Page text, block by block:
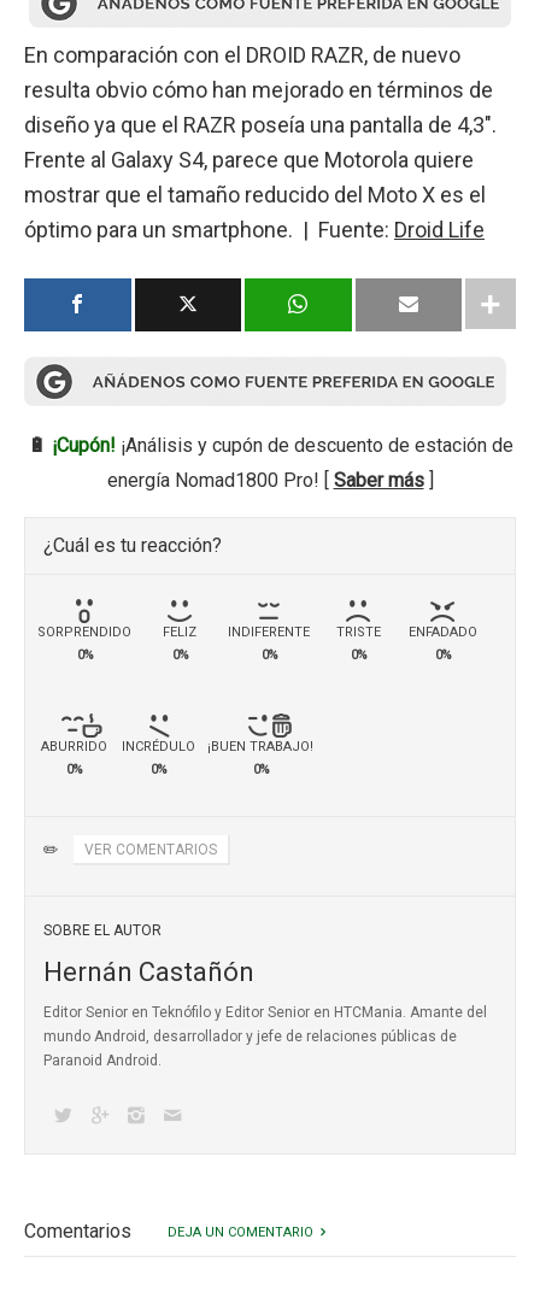
En comparación con el DROID RAZR, de nuevo
resulta obvio cómo han mejorado en términos de
diseño ya que el RAZR poseía una pantalla de 4,3″.
Frente al Galaxy S4, parece que Motorola quiere
mostrar que el tamaño reducido del Moto X es el
óptimo para un smartphone. | Fuente: Droid Life
🔋 ¡Cupón! ¡Análisis y cupón de descuento de estación de
energía Nomad1800 Pro! [ Saber más]
¿Cuál es tu reacción?
SORPRENDIDO
0%
FELIZ
0%
INDIFERENTE
0%
TRISTE
0%
ENFADADO
0%
ABURRIDO
0%
INCRÉDULO
0%
¡BUEN TRABAJO!
0%
✏️ VER COMENTARIOS
SOBRE EL AUTOR
Hernán Castañón
Editor Senior en Teknófilo y Editor Senior en HTCMania. Amante del
mundo Android, desarrollador y jefe de relaciones públicas de
Paranoid Android.
Comentarios DEJA UN COMENTARIO